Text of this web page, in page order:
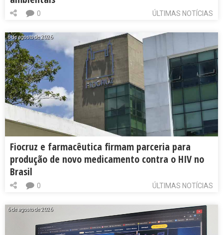
ÚLTIMAS NOTÍCIAS
0
6 de agosto de 2026
Fiocruz e farmacêutica firmam parceria para
produção de novo medicamento contra o HIV no
Brasil
ÚLTIMAS NOTÍCIAS
0
6 de agosto de 2026